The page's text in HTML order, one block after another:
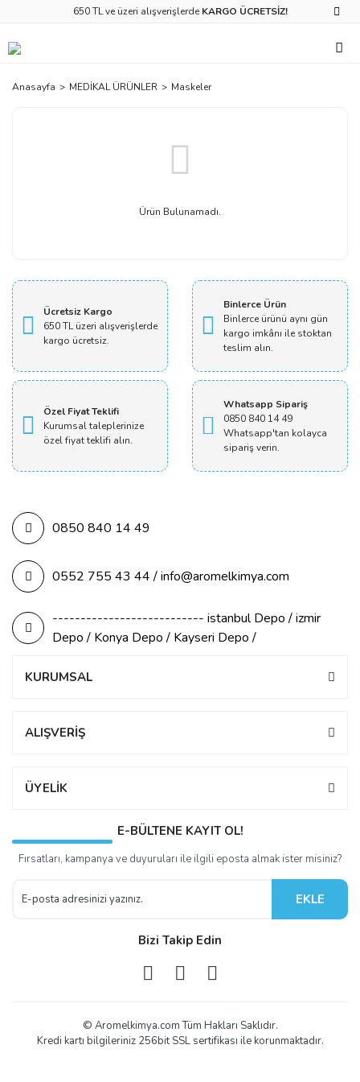
650 TL ve üzeri alışverişlerde KARGO ÜCRETSİZ!
Anasayfa MEDİKAL ÜRÜNLER Maskeler
Ürün Bulunamadı.
Ücretsiz Kargo
650 TL üzeri alışverişlerde
kargo ücretsiz.
Binlerce Ürün
Binlerce ürünü aynı gün
kargo imkânı ile stoktan
teslim alın.
Özel Fiyat Teklifi
Kurumsal taleplerinize
özel fiyat teklifi alın.
Whatsapp Sipariş
0850 840 14 49
Whatsapp'tan kolayca
sipariş verin.
0850 840 14 49
0552 755 43 44 / info@aromelkimya.com
--------------------------- istanbul Depo / izmir
Depo / Konya Depo / Kayseri Depo /
KURUMSAL
ALIŞVERİŞ
ÜYELİK
E-BÜLTENE KAYIT OL!
Fırsatları, kampanya ve duyuruları ile ilgili eposta almak ister misiniz?
EKLE
Bizi Takip Edin
© Aromelkimya.com Tüm Hakları Saklıdır.
Kredi kartı bilgileriniz 256bit SSL sertifikası ile korunmaktadır.